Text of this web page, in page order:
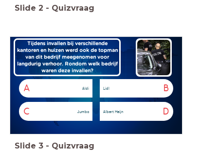
Slide 2 - Quizvraag
Tijdens invallen bij verschillende
kantoren en huizen werd ook de topman
van dit bedrijf meegenomen voor
langdurig verhoor. Rondom welk bedrijf
waren deze invallen?
A Aldi B
Lidl
C Jumbo D
Albert Heijn
Slide 3 - Quizvraag